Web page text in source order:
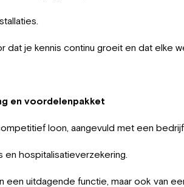
dat je kennis continu groeit en dat elke
en voordelenpakket
loon, aangevuld met een
en hospitalisatieverzekering.
een uitdagende functie, maar ook van